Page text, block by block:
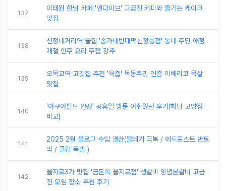
137
이태원 한남 카페 '엔다이브' 고급진 커피와 즐기는 케이크
맛집
138
신정네거리역 술집 '송가네빈대떡신정동점' 동네 주민 애정
제철 안주 요리 주점 강추
139
오목교역 고깃집 추천 '육즙' 목동주민 인증 이베리코 목살
맛집
140
'아쿠아필드 안성' 공휴일 방문 아쉬웠던 후기(하남 고양점
비교)
141
2025 2월 블로그 수입 결산(블테기 극복 / 에드포스트 반토
막 / 클립 폭발 )
142
을지로3가 맛집 '금돈옥 을지로점' 생갈비 양념본갈비 고급
진 모임 장소 추천 후기